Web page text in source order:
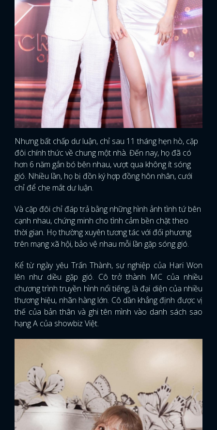
Nhưng bất chấp dư luận, chỉ sau 11 tháng hẹn hò, cặp
đôi chính thức về chung một nhà. Đến nay, họ đã có
hơn 6 năm gắn bó bên nhau, vượt qua không ít sóng
gió. Nhiều lần, họ bị đồn ký hợp đồng hôn nhân, cưới
chỉ để che mắt dư luận.
Và cặp đôi chỉ đáp trả bằng những hình ảnh tình tứ bên
cạnh nhau, chứng minh cho tình cảm bền chặt theo
thời gian. Họ thường xuyên tương tác với đối phương
trên mạng xã hội, bảo vệ nhau mỗi lần gặp sóng gió.
Kể từ ngày yêu Trấn Thành, sự nghiệp của Hari Won
lên như diều gặp gió. Cô trở thành MC của nhiều
chương trình truyền hình nổi tiếng, là đại diện của nhiều
thương hiệu, nhãn hàng lớn. Cô dần khẳng định được vị
thế của bản thân và ghi tên mình vào danh sách sao
hạng A của showbiz Việt.